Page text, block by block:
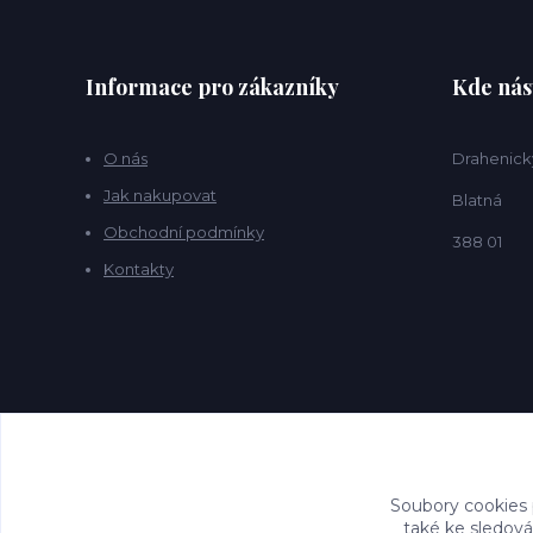
Informace pro zákazníky
O nás
Jak nakupovat
Obchodní podmínky
Kontakty
Kde
Blatná
388 01
Soubory
také ke